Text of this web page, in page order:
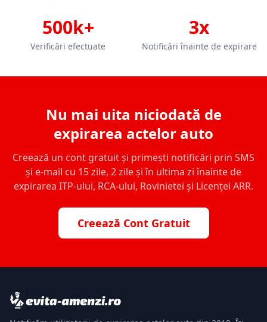
500k+
Verificări efectuate
3x
Notificări înainte de expirare
Nu mai uita niciodată de
expirarea actelor auto
Creează un cont gratuit și primești notificări prin SMS
și e-mail cu 15 zile, 2 zile și în ultima zi înainte de
expirarea ITP-ului, RCA-ului, Rovinietei și Licenței ARR.
Creează Cont Gratuit